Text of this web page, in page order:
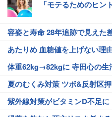
「モテるためのヒン
容姿と寿命 28年追跡で見えた
あたりめ 血糖値を上げない理
体重62kg→82kgに 寺田心の生
夏のむくみ対策 ツボ&反射区
紫外線対策がビタミンD不足に